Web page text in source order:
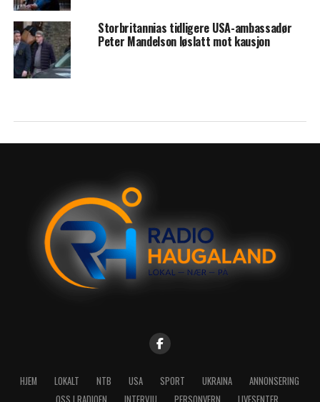
Storbritannias tidligere USA-ambassadør
Peter Mandelson løslatt mot kausjon
HJEM LOKALT NTB USA SPORT UKRAINA
ANNONSERING